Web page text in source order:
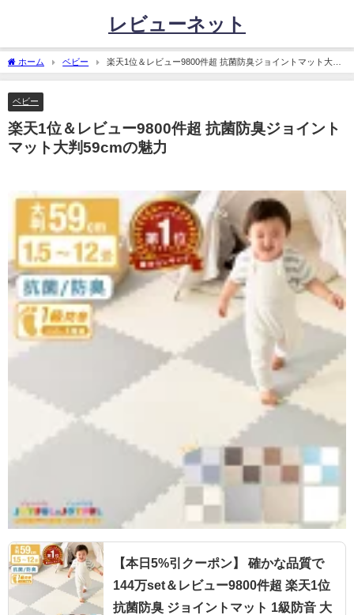
レビューネット
ホーム ベビー
楽天1位＆レビュー9800件超 抗菌防臭ジョイントマット大判
59cmの魅力
ベビー
楽天1位＆レビュー9800件超 抗菌防臭ジョイント
マット大判59cmの魅力
【本日5%引クーポン】 確かな品質で
144万set＆レビュー9800件超 楽天1位
抗菌防臭 ジョイントマット 1級防音 大